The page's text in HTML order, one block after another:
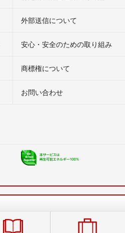
外部送信について
安心・安全のための取り組み
商標権について
お問い合わせ